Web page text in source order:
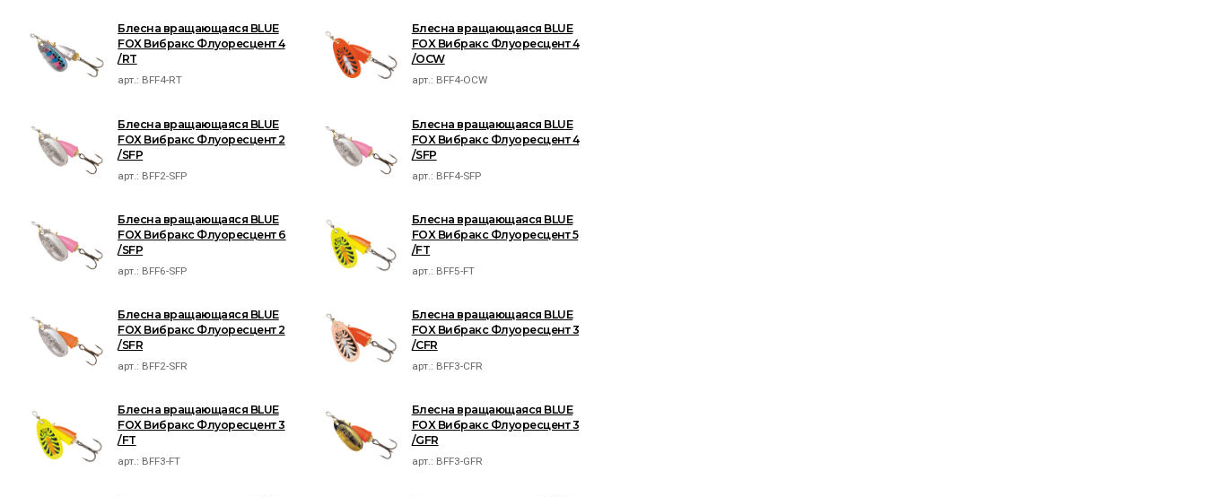
Блесна вращающаяся BLUE
FOX Вибракс Флуоресцент 4
/RT
арт.: BFF4-RT
Блесна вращающаяся BLUE
FOX Вибракс Флуоресцент 4
/OCW
арт.: BFF4-OCW
Блесна вращающаяся BLUE
FOX Вибракс Флуоресцент 2
/SFP
арт.: BFF2-SFP
Блесна вращающаяся BLUE
FOX Вибракс Флуоресцент 4
/SFP
арт.: BFF4-SFP
Блесна вращающаяся BLUE
FOX Вибракс Флуоресцент 6
/SFP
арт.: BFF6-SFP
Блесна вращающаяся BLUE
FOX Вибракс Флуоресцент 5
/FT
арт.: BFF5-FT
Блесна вращающаяся BLUE
FOX Вибракс Флуоресцент 2
/SFR
арт.: BFF2-SFR
Блесна вращающаяся BLUE
FOX Вибракс Флуоресцент 3
/CFR
арт.: BFF3-CFR
Блесна вращающаяся BLUE
FOX Вибракс Флуоресцент 3
/FT
арт.: BFF3-FT
Блесна вращающаяся BLUE
FOX Вибракс Флуоресцент 3
/GFR
арт.: BFF3-GFR